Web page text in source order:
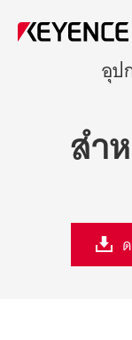
สำ
อุป